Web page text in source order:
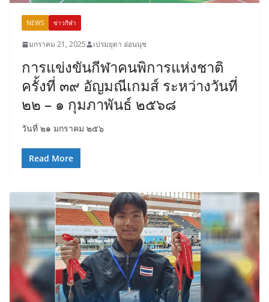
NEWS ข่าวกีฬา
มกราคม 21, 2025 เปรมยุดา อ่อนนุช
การแข่งขันกีฬาคนพิการแห่งชาติ
ครั้งที่ ๓๙ อัญมณีเกมส์ ระหว่างวันที่
๒๒ – ๑ กุมภาพันธ์ ๒๕๖๘
วันที่ ๒๑ มกราคม ๒๕๖
Read More